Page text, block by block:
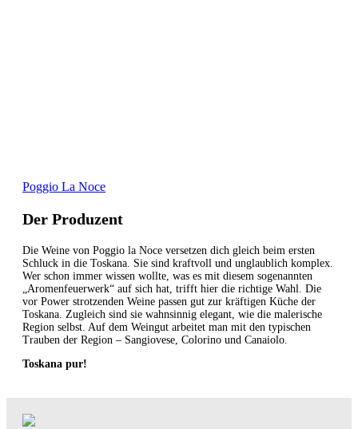
Poggio La Noce
Der Produzent
Die Weine von Poggio la Noce versetzen dich gleich beim ersten
Schluck in die Toskana. Sie sind kraftvoll und unglaublich komplex.
Wer schon immer wissen wollte, was es mit diesem sogenannten
„Aromenfeuerwerk“ auf sich hat, trifft hier die richtige Wahl. Die
vor Power strotzenden Weine passen gut zur kräftigen Küche der
Toskana. Zugleich sind sie wahnsinnig elegant, wie die malerische
Region selbst. Auf dem Weingut arbeitet man mit den typischen
Trauben der Region – Sangiovese, Colorino und Canaiolo.
Toskana pur!